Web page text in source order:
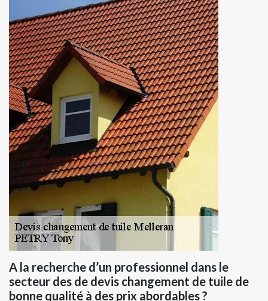
A la recherche d’un professionnel dans le
secteur des de devis changement de tuile de
bonne qualité à des prix abordables ?